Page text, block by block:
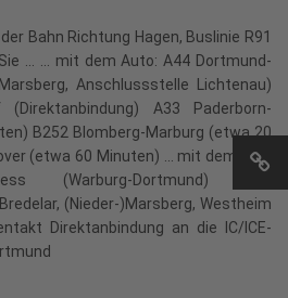
Bahn Richtung Hagen, Buslinie R91
... ... mit dem Auto: A44 Dortmund-
Anschlussstelle Lichtenau)
(Direktanbindung) A33 Paderborn-
B252 Blomberg-Marburg (etwa 20
(etwa 60 Minuten) ... mit dem Zug:
(Warburg-Dortmund) Drei
(Nieder-)Marsberg, Westheim
Direktanbindung an die IC/ICE-